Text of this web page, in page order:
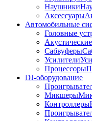
Наушники
Аксессуары
Автомобильные
Головные
Сабвуферы
Усилители
Процессоры
DJ-оборудование
Микшеры
Контроллеры